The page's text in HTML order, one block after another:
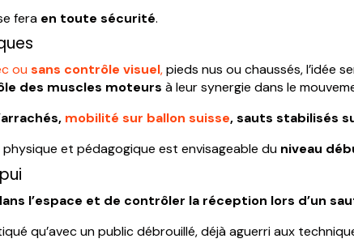
fera en toute sécurité.
ousans contrôle visuel,pieds nus ou chaussés, l’idée
des muscles moteurs à leur synergie dans le
mobilité sur ballon suisse, sauts stabilisés
et pédagogique est envisageable du niveau
l’espace et de contrôler la réception lors d’un
qu’avec un public débrouillé, déjà aguerri aux